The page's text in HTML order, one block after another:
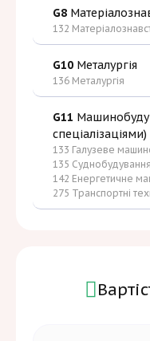
G8
132
G10 Металургія
136 Металургія
G11
спеціалізаціями)
133 Галузеве
135 Суднобудування
142 Енергетичне
275 Транспортні